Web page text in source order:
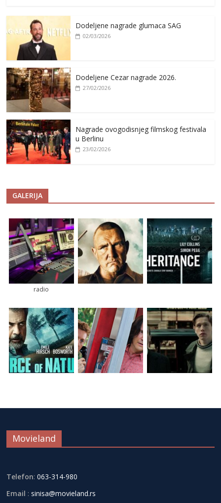
Dodeljene nagrade glumaca SAG
02/03/2026
Dodeljene Cezar nagrade 2026.
27/02/2026
Nagrade ovogodisnjeg filmskog festivala
u Berlinu
23/02/2026
GALERIJA
radio
Movieland
Telefon: 063-314-980
Email : sinisa@movieland.rs